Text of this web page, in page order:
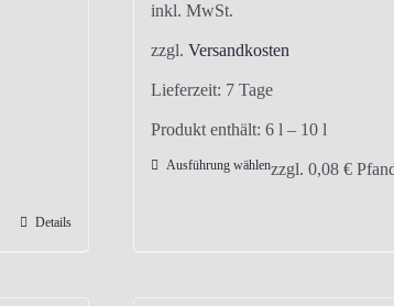
Details
inkl. MwSt.
zzgl. Versandkosten
Lieferzeit: 7 Tage
Produkt enthält: 6 l – 10 l
Ausführung wählenDieses
zzgl. 0,08 €